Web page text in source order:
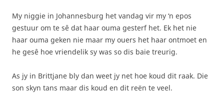
My niggie in Johannesburg het vandag vir my ‘n epos
gestuur om te sê dat haar ouma gesterf het. Ek het nie
haar ouma geken nie maar my ouers het haar ontmoet en
he gesê hoe vriendelik sy was so dis baie treurig.
As jy in Brittjane bly dan weet jy net hoe koud dit raak. Die
son skyn tans maar dis koud en dit reën te veel.